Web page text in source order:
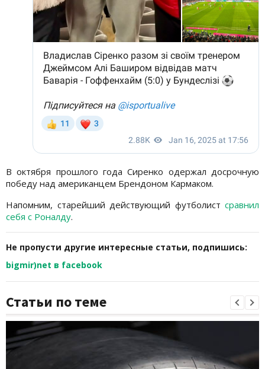
В октября прошлого года Сиренко одержал досрочную
победу над американцем Брендоном Кармаком.
Напомним, старейший действующий футболист сравнил
себя с Роналду.
Не пропусти другие интересные статьи, подпишись:
bigmir)net в facebook
Статьи по теме